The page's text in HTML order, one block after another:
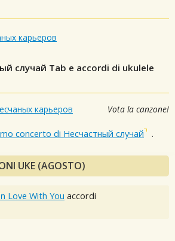
карьеров
случай Tab e accordi di ukulele
карьеров Vota la canzone!
concerto di Несчастный случай .
UKE (AGOSTO)
Love With You accordi